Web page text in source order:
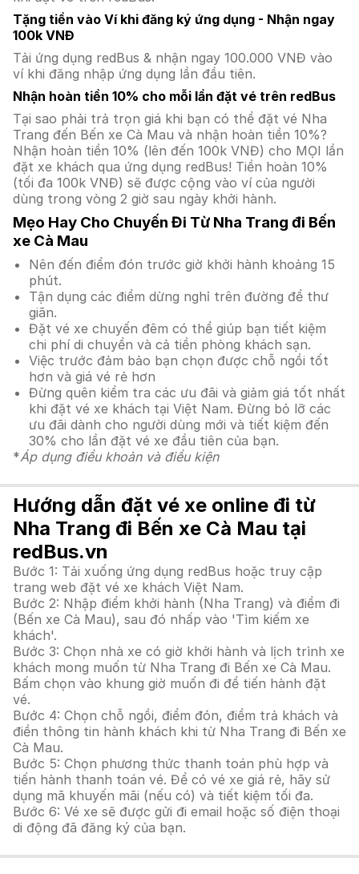
Tặng tiền vào Ví khi đăng ký ứng dụng - Nhận ngay
100k VNĐ
Tải ứng dụng redBus & nhận ngay 100.000 VNĐ vào
ví khi đăng nhập ứng dụng lần đầu tiên.
Nhận hoàn tiền 10% cho mỗi lần đặt vé trên redBus
Tại sao phải trả trọn giá khi bạn có thể đặt vé Nha
Trang đến Bến xe Cà Mau và nhận hoàn tiền 10%?
Nhận hoàn tiền 10% (lên đến 100k VNĐ) cho MỌI lần
đặt xe khách qua ứng dụng redBus! Tiền hoàn 10%
(tối đa 100k VNĐ) sẽ được cộng vào ví của người
dùng trong vòng 2 giờ sau ngày khởi hành.
Mẹo Hay Cho Chuyến Đi Từ Nha Trang đi Bến
xe Cà Mau
Nên đến điểm đón trước giờ khởi hành khoảng 15
phút.
Tận dụng các điểm dừng nghỉ trên đường để thư
giãn.
Đặt vé xe chuyến đêm có thể giúp bạn tiết kiệm
chi phí di chuyển và cả tiền phòng khách sạn.
Việc trước đảm bảo bạn chọn được chỗ ngồi tốt
hơn và giá vé rẻ hơn
Đừng quên kiểm tra các ưu đãi và giảm giá tốt nhất
khi đặt vé xe khách tại Việt Nam. Đừng bỏ lỡ các
ưu đãi dành cho người dùng mới và tiết kiệm đến
30% cho lần đặt vé xe đầu tiên của bạn.
*Áp dụng điều khoản và điều kiện
Hướng dẫn đặt vé xe online đi từ
Nha Trang đi Bến xe Cà Mau tại
redBus.vn
Bước 1: Tải xuống ứng dụng redBus hoặc truy cập
trang web đặt vé xe khách Việt Nam.
Bước 2: Nhập điểm khởi hành (Nha Trang) và điểm đi
(Bến xe Cà Mau), sau đó nhấp vào 'Tìm kiếm xe
khách'.
Bước 3: Chọn nhà xe có giờ khởi hành và lịch trình xe
khách mong muốn từ Nha Trang đi Bến xe Cà Mau.
Bấm chọn vào khung giờ muốn đi để tiến hành đặt
vé.
Bước 4: Chọn chỗ ngồi, điểm đón, điểm trả khách và
điền thông tin hành khách khi từ Nha Trang đi Bến xe
Cà Mau.
Bước 5: Chọn phương thức thanh toán phù hợp và
tiến hành thanh toán vé. Để có vé xe giá rẻ, hãy sử
dụng mã khuyến mãi (nếu có) và tiết kiệm tối đa.
Bước 6: Vé xe sẽ được gửi đi email hoặc số điện thoại
di động đã đăng ký của bạn.